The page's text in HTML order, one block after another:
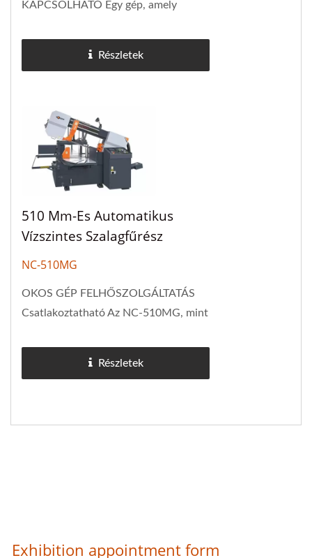
KAPCSOLHATÓ Egy gép, amely
vált. A G320 a Cosen
Részletek
510 Mm-Es Automatikus
Vízszintes Szalagfűrész
NC-510MG
OKOS GÉP FELHŐSZOLGÁLTATÁS
Csatlakoztatható Az NC-510MG, mint
automatikus gérvágó szalagfűrész,
Részletek